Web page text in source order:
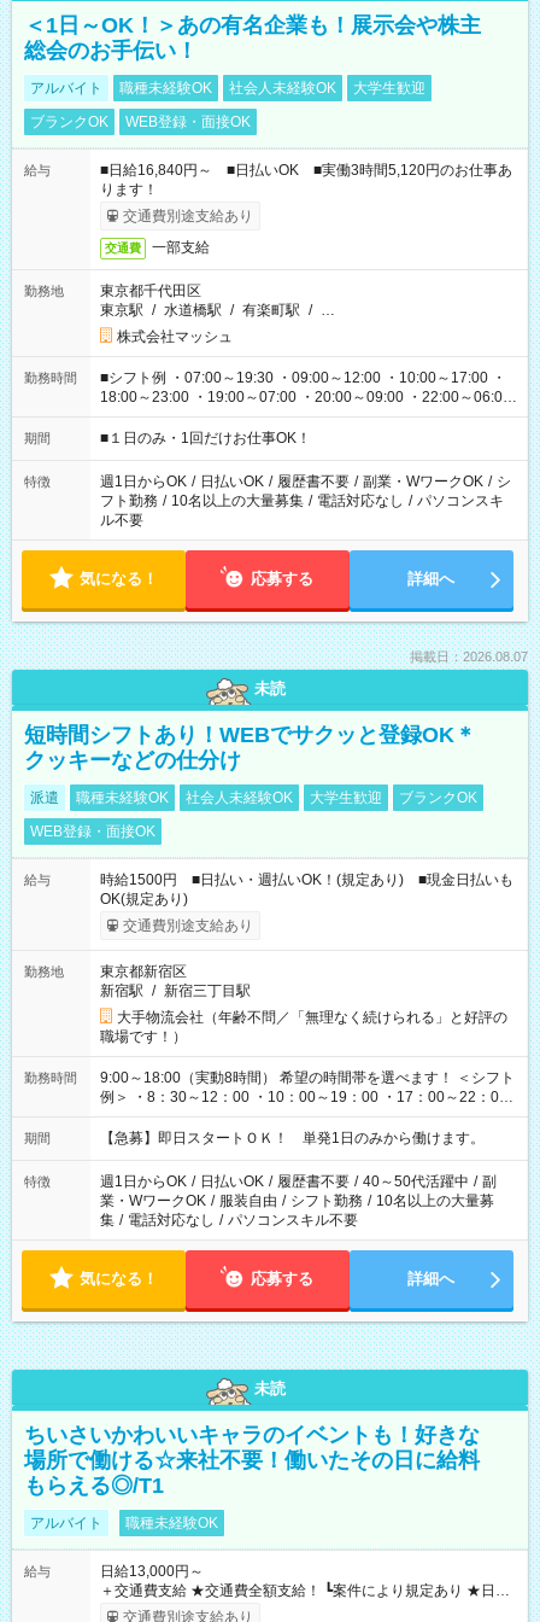
＜1日～OK！＞あの有名企業も！展示会や株主
総会のお手伝い！
アルバイト 職種未経験OK 社会人未経験OK
大学生歓迎
ブランクOK
WEB登録・面接OK
給与
■日給16,840円～ ■日払いOK ■実働3時間5,120円のお仕事あ
ります！
交通費別途支給あり
交通費 一部支給
勤務地
東京都千代田区
東京駅 / 水道橋駅 / 有楽町駅 / …
株式会社マッシュ
勤務時間
■シフト例 ・07:00～19:30 ・09:00～12:00 ・10:00～17:00 ・
18:00～23:00 ・19:00～07:00 ・20:00～09:00 ・22:00～06:00
etc ★最短で3時間で5,120円のお仕事から 15時間で2万円近く稼
げるお仕事も！ ご希望のお時間に合わせてご紹介！ ※シフトは
ください！
期間 ■１日のみ・1回だけお仕事OK！
特徴 週1日からOK / 日払いOK / 履歴書不要 / 副業・WワークOK / シ
フト勤務 / 10名以上の大量募集 / 電話対応なし / パソコンスキ
ル不要
気になる！ 応募する 詳細へ
掲載日：2026.08.07
未読
短時間シフトあり！WEBでサクッと登録OK＊
クッキーなどの仕分け
派遣 職種未経験OK 社会人未経験OK 大学生歓迎
ブランクOK
WEB登録・面接OK
給与
時給1500円 ■日払い・週払いOK！(規定あり) ■現金日払いも
OK(規定あり)
交通費別途支給あり
勤務地
東京都新宿区
新宿駅 / 新宿三丁目駅
大手物流会社（年齢不問／「無理なく続けられる」と好評の
職場です！）
勤務時間
9:00～18:00（実動8時間） 希望の時間帯を選べます！ ＜シフト
例＞ ・8：30～12：00 ・10：00～19：00 ・17：00～22：00
・13：00～22：00 ・22：00～翌6：00 など
期間 【急募】即日スタートＯＫ！ 単発1日のみから働けます。
特徴 週1日からOK / 日払いOK / 履歴書不要 / 40～50代活躍中 / 副
業・WワークOK / 服装自由 / シフト勤務 / 10名以上の大量募
集 / 電話対応なし / パソコンスキル不要
気になる！ 応募する 詳細へ
未読
ちいさいかわいいキャラのイベントも！好きな
場所で働ける☆来社不要！働いたその日に給料
もらえる◎/T1
アルバイト 職種未経験OK
給与
日給13,000円～
＋交通費支給 ★交通費全額支給！ ┗案件により規定あり ★日払
いOK！（規定あり） ┗働いたその日に現金GET♪ お仕事後はコ
交通費別途支給あり